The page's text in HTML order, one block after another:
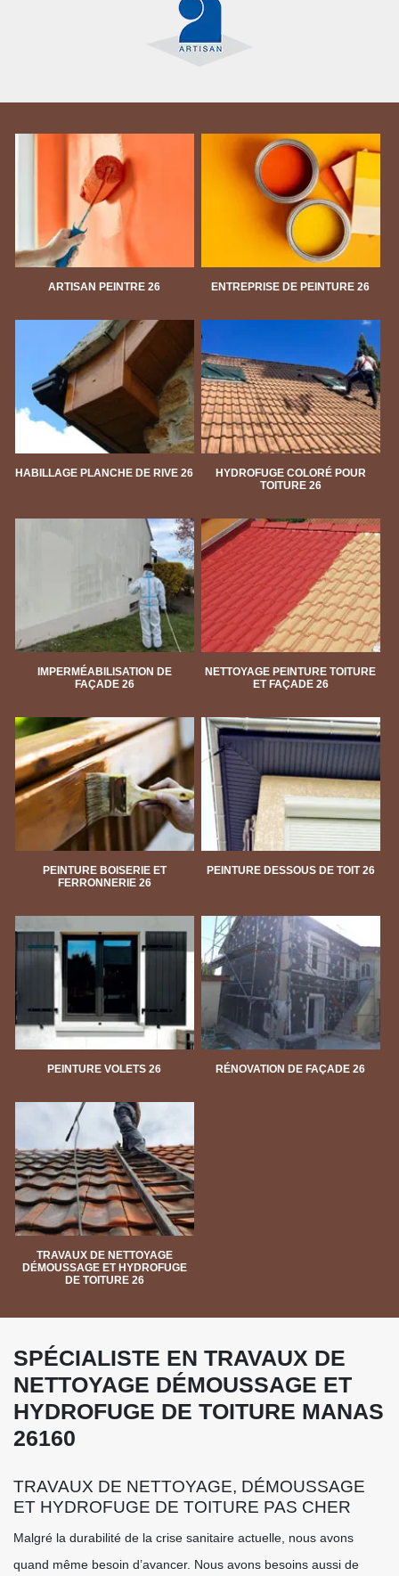
ARTISAN PEINTRE 26 ENTREPRISE DE PEINTURE 26
HABILLAGE PLANCHE DE RIVE 26
HYDROFUGE COLORÉ POUR
TOITURE 26
IMPERMÉABILISATION DE
FAÇADE 26
NETTOYAGE PEINTURE TOITURE
ET FAÇADE 26
PEINTURE BOISERIE ET
FERRONNERIE 26
PEINTURE DESSOUS DE TOIT 26
PEINTURE VOLETS 26 RÉNOVATION DE FAÇADE 26
TRAVAUX DE NETTOYAGE
DÉMOUSSAGE ET HYDROFUGE
DE TOITURE 26
SPÉCIALISTE EN TRAVAUX DE
NETTOYAGE DÉMOUSSAGE ET
HYDROFUGE DE TOITURE MANAS
26160
TRAVAUX DE NETTOYAGE, DÉMOUSSAGE
ET HYDROFUGE DE TOITURE PAS CHER
Malgré la durabilité de la crise sanitaire actuelle, nous avons
quand même besoin d’avancer. Nous avons besoins aussi de